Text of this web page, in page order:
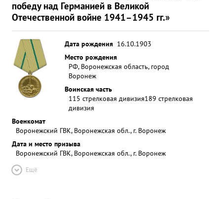
победу над Германией в Великой
Отечественной войне 1941–1945 гг.»
Дата рождения 16.10.1903
Место рождения
РФ, Воронежская область, город
Воронеж
Воинская часть
115 стрелковая дивизия189 стрелковая
дивизия
Военкомат
Воронежский ГВК, Воронежская обл., г. Воронеж
Дата и место призыва
Воронежский ГВК, Воронежская обл., г. Воронеж
Ещё